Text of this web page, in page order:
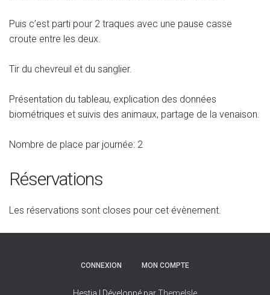
Puis c’est parti pour 2 traques avec une pause casse
croute entre les deux.
Tir du chevreuil et du sanglier.
Présentation du tableau, explication des données
biométriques et suivis des animaux, partage de la venaison.
Nombre de place par journée: 2
Réservations
Les réservations sont closes pour cet évènement.
CONNEXION MON COMPTE